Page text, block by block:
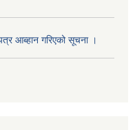
आब्हान गरिएको सूचना ।